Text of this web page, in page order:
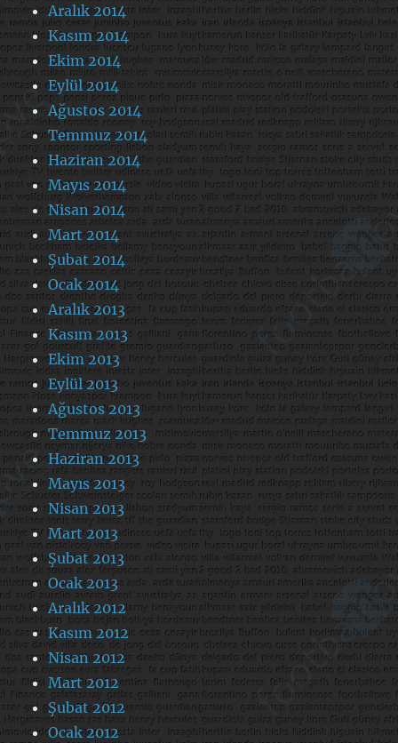
Aralık 2014
Kasım 2014
Ekim 2014
Eylül 2014
Ağustos 2014
Temmuz 2014
Haziran 2014
Mayıs 2014
Nisan 2014
Mart 2014
Şubat 2014
Ocak 2014
Aralık 2013
Kasım 2013
Ekim 2013
Eylül 2013
Ağustos 2013
Temmuz 2013
Haziran 2013
Mayıs 2013
Nisan 2013
Mart 2013
Şubat 2013
Ocak 2013
Aralık 2012
Kasım 2012
Nisan 2012
Mart 2012
Şubat 2012
Ocak 2012